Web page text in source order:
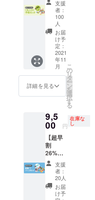
100セッ
ト限定
・送
料・税
込の価
格とな
りま
す。 一
般販売
予定価
格
0→￥15
送は11
月上旬
に予定
してい
ます。
支援
者：
100
人
お届
け予
定：
2021
年11
月
詳細を見る
こ
の
リ
タ
ー
ン
を
選
択
す
る
9,5
00 円
在庫な
し
【超早
割
26%OF
F】先着
20セッ
ト限定
・送
料・税
支援
者：
20人
お届
け予